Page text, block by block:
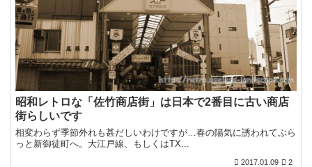
昭和レトロな「佐竹商店街」は日本で2番目に古い商店
街らしいです
相変わらず季節外れも甚だしいわけですが…春の陽気に誘われてぶら
っと新御徒町へ。大江戸線、もしくはTX...
2017.01.09 2